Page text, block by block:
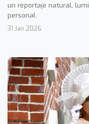
un reportaje natural,
personal.
31 Jan 2026